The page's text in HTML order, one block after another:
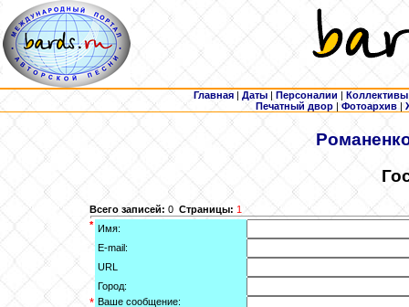
Главная | Даты | Персоналии | Коллективы
Печатный двор |Фотоархив |
Всего записей: 0 Страницы: 1
* Имя:
E-mail:
URL
Город:
* Ваше сообщение: